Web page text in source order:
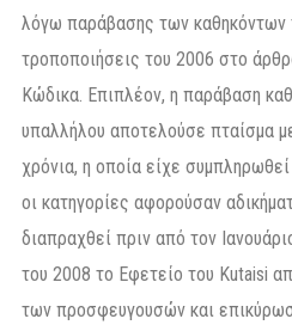
λόγω παράβασης των καθηκόντων
τροποποιήσεις του 2006 στο
Κώδικα. Επιπλέον, η παράβαση
υπαλλήλου αποτελούσε πταίσμα
χρόνια, η οποία είχε
οι κατηγορίες αφορούσαν
διαπραχθεί πριν από τον
του 2008 το Εφετείο του Kutaisi
των προσφευγουσών και